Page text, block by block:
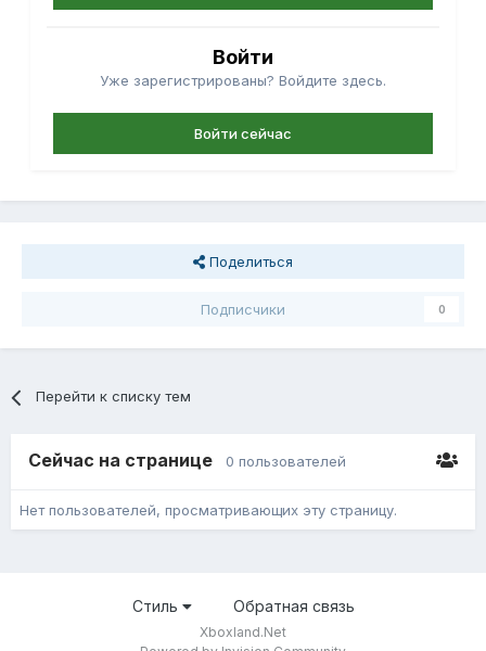
Войти
Уже зарегистрированы? Войдите здесь.
Войти сейчас
Поделиться
Подписчики 0
Перейти к списку тем
Сейчас на странице 0 пользователей
Нет пользователей, просматривающих эту страницу.
Стиль Обратная связь
Xboxland.Net